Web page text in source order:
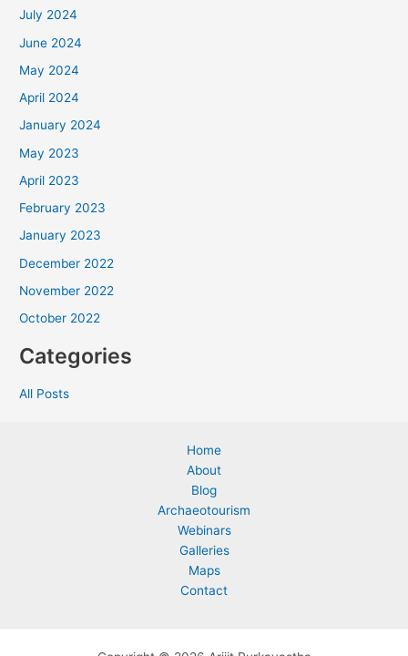
July 2024
June 2024
May 2024
April 2024
January 2024
May 2023
April 2023
February 2023
January 2023
December 2022
November 2022
October 2022
Categories
All Posts
Home
About
Blog
Archaeotourism
Webinars
Galleries
Maps
Contact